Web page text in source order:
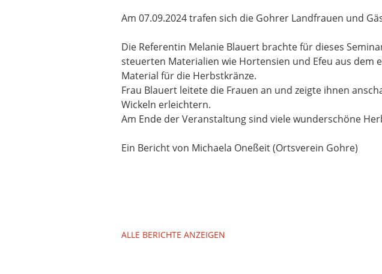
Am 07.09.2024 trafen sich die Gohrer Landfrauen und
Die Referentin Melanie Blauert brachte für dieses
steuerten Materialien wie Hortensien und Efeu aus dem
Material für die Herbstkränze.
Frau Blauert leitete die Frauen an und zeigte ihnen
Wickeln erleichtern.
Am Ende der Veranstaltung sind viele wunderschöne
Ein Bericht von Michaela Oneßeit (Ortsverein Gohre)
ALLE BERICHTE ANZEIGEN